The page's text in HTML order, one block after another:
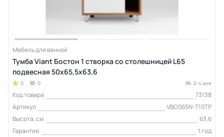
Мебель для ванной
Тумба Viant Бостон 1 створка со столешницей L65
подвесная 50х65,5х63,6
0 0 2-4 дня
Код товара
73138
Артикул
VBOS65N-T1STP
Высота, см
63,6
Гарантия
1 год